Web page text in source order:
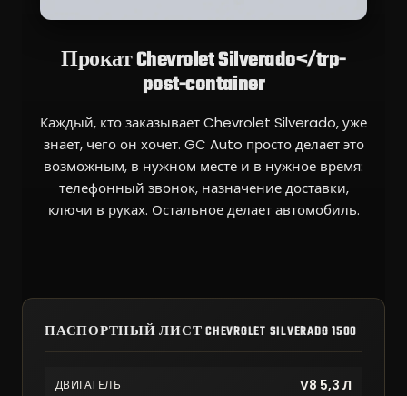
Прокат Chevrolet Silverado</trp-
post-container
Каждый, кто заказывает Chevrolet Silverado, уже
знает, чего он хочет. GC Auto просто делает это
возможным, в нужном месте и в нужное время:
телефонный звонок, назначение доставки,
ключи в руках. Остальное делает автомобиль.
ПАСПОРТНЫЙ ЛИСТ CHEVROLET SILVERADO 1500
ДВИГАТЕЛЬ V8 5,3 Л